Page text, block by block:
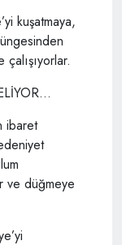
kuşatmaya,
ibaret
ve düğmeye